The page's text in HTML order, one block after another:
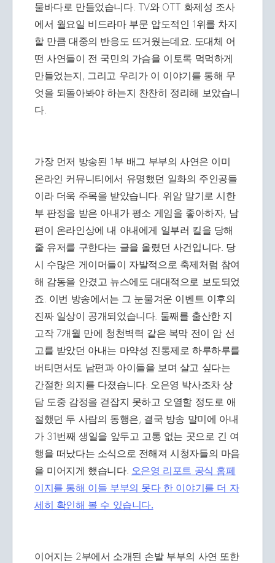
물바다로 만들었습니다. TV와 OTT 화제성 조사
에서 월요일 비드라마 부문 압도적인 1위를 차지
할 만큼 대중의 반응도 뜨거웠는데요. 도대체 어
떤 사연들이 전 국민의 가슴을 이토록 먹먹하게
만들었는지, 그리고 우리가 이 이야기를 통해 무
엇을 되돌아봐야 하는지 찬찬히 정리해 보았습니
다.
가장 먼저 방송된 1부 배그 부부의 사연은 이미
온라인 커뮤니티에서 유명했던 일화의 주인공들
이라 더욱 주목을 받았습니다. 위암 말기로 시한
부 판정을 받은 아내가 평소 게임을 좋아하자, 남
편이 온라인상에 내 아내에게 일부러 킬을 당해
줄 유저를 구한다는 글을 올렸던 사건입니다. 당
시 수많은 게이머들이 자발적으로 축제처럼 참여
해 감동을 안겼고 뉴스에도 대대적으로 보도되었
죠. 이번 방송에서는 그 눈물겨운 이벤트 이후의
진짜 일상이 공개되었습니다. 둘째를 출산한 지
고작 7개월 만에 청천벽력 같은 복막 전이 암 선
고를 받았던 아내는 마약성 진통제로 하루하루를
버티면서도 남편과 아이들을 보며 살고 싶다는
간절한 의지를 다졌습니다. 오은영 박사조차 상
담 도중 감정을 걷잡지 못하고 오열할 정도로 애
절했던 두 사람의 동행은, 결국 방송 말미에 아내
가 31번째 생일을 앞두고 고통 없는 곳으로 긴 여
행을 떠났다는 소식으로 전해져 시청자들의 마음
을 미어지게 했습니다. 오은영 리포트 공식 홈페
이지를 통해 이들 부부의 못다 한 이야기를 더 자
세히 확인해 볼 수 있습니다.
이어지는 2부에서 소개된 손발 부부의 사연 또한